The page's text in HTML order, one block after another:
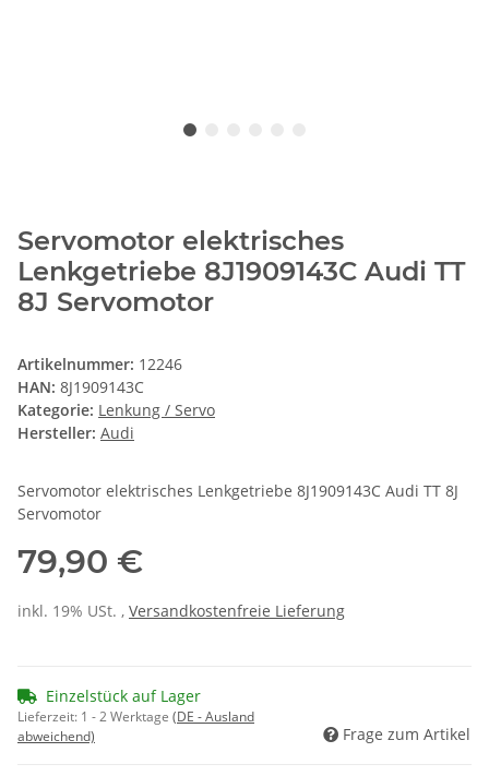
Servomotor elektrisches
Lenkgetriebe 8J1909143C Audi TT
8J Servomotor
Artikelnummer: 12246
HAN: 8J1909143C
Kategorie: Lenkung / Servo
Hersteller: Audi
Servomotor elektrisches Lenkgetriebe 8J1909143C Audi TT 8J
Servomotor
79,90 €
inkl. 19% USt. , Versandkostenfreie Lieferung
Einzelstück auf Lager
Lieferzeit: 1 - 2 Werktage (DE - Ausland
abweichend)
Frage zum Artikel